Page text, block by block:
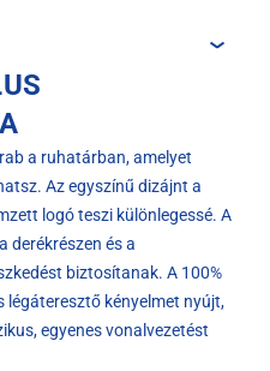
a ruhatárban, amelyet
Az egyszínű dizájnt a
logó teszi különlegessé. A
derékrészen és a
biztosítanak. A 100%
kényelmet nyújt,
egyenes vonalvezetést